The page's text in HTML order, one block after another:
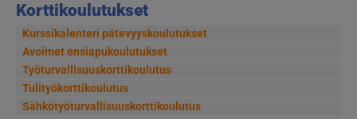
Korttikoulutukset
Kurssikalenteri pätevyyskoulutukset
Avoimet ensiapukoulutukset
Työturvallisuuskorttikoulutus
Tulityökorttikoulutus
Sähkötyöturvallisuuskorttikoulutus